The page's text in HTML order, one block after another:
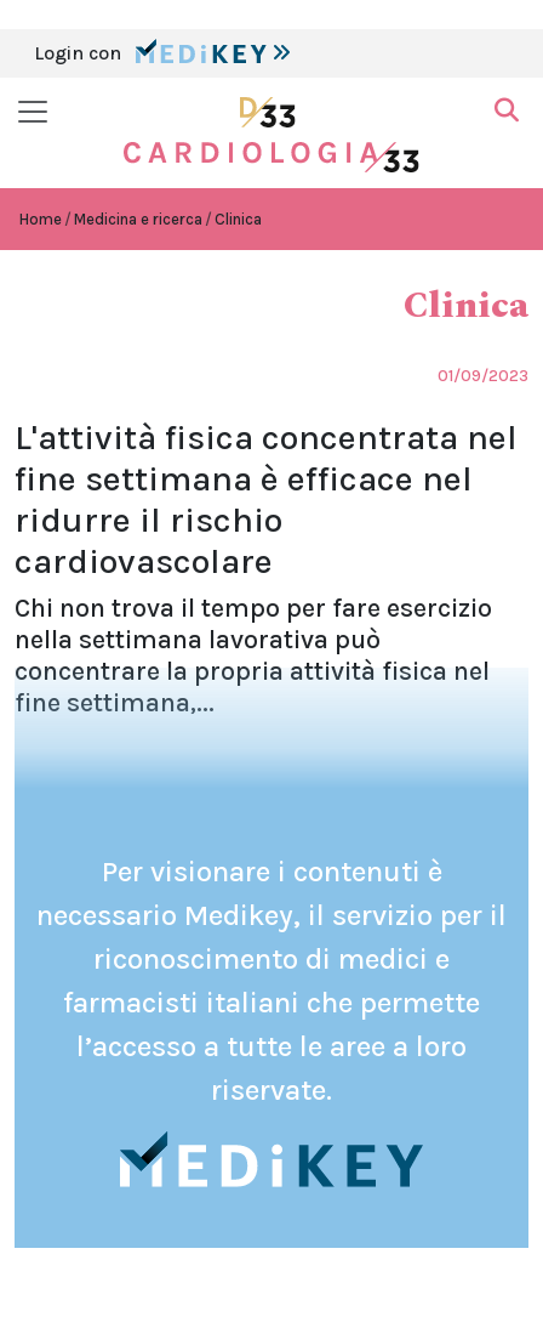
Login con
Home Medicina e ricerca Clinica
Clinica
01/09/2023
L'attività fisica concentrata nel
fine settimana è efficace nel
ridurre il rischio
cardiovascolare
Chi non trova il tempo per fare esercizio
nella settimana lavorativa può
concentrare la propria attività fisica nel
fine settimana,...
Per visionare i contenuti è
necessario Medikey, il servizio per il
riconoscimento di medici e
farmacisti italiani che permette
l’accesso a tutte le aree a loro
riservate.